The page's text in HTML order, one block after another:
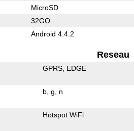
MicroSD
32GO
Android 4.4.2
Reseau
GPRS EDGE
b g n
Hotspot WiFi